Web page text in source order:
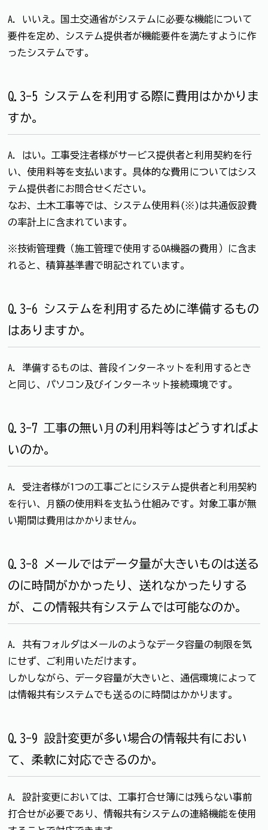
A. いいえ。国土交通省がシステムに必要な機能について
要件を定め、システム提供者が機能要件を満たすように作
ったシステムです。
Q.3-5 システムを利用する際に費用はかかりま
すか。
A. はい。工事受注者様がサービス提供者と利用契約を行
い、使用料等を支払います。具体的な費用についてはシス
テム提供者にお問合せください。
なお、土木工事等では、システム使用料(※)は共通仮設費
の率計上に含まれています。
※技術管理費（施工管理で使用するOA機器の費用）に含ま
れると、積算基準書で明記されています。
Q.3-6 システムを利用するために準備するもの
はありますか。
A. 準備するものは、普段インターネットを利用するとき
と同じ、パソコン及びインターネット接続環境です。
Q.3-7 ⼯事の無い⽉の利⽤料等はどうすればよ
いのか。
A. 受注者様が1つの⼯事ごとにシステム提供者と利⽤契約
を⾏い、⽉額の使⽤料を⽀払う仕組みです。対象⼯事が無
い期間は費⽤はかかりません。
Q.3-8 メールではデータ量が⼤きいものは送る
のに時間がかかったり、送れなかったりする
が、この情報共有システムでは可能なのか。
A. 共有フォルダはメールのようなデータ容量の制限を気
にせず、ご利用いただけます。
しかしながら、データ容量が大きいと、通信環境によって
は情報共有システムでも送るのに時間はかかります。
Q.3-9 設計変更が多い場合の情報共有におい
て、柔軟に対応できるのか。
A. 設計変更においては、工事打合せ簿には残らない事前
打合せが必要であり、情報共有システムの連絡機能を使用